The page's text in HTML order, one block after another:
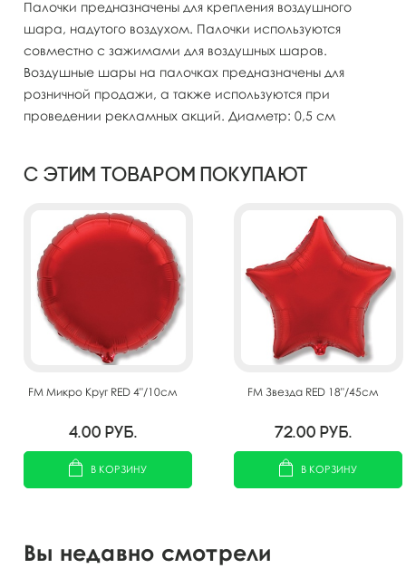
Палочки предназначены для крепления воздушного
шара, надутого воздухом. Палочки используются
совместно с зажимами для воздушных шаров.
Воздушные шары на палочках предназначены для
розничной продажи, а также используются при
проведении рекламных акций. Диаметр: 0,5 см
С этим товаром покупают
FM Микро Круг RED 4"/10см
4.00 руб.
В КОРЗИНУ
FM Звезда RED 18"/45см
72.00 руб.
В КОРЗИНУ
Вы недавно смотрели